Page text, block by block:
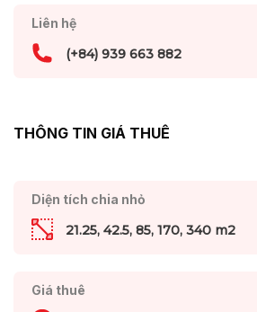
Liên hệ
(+84) 939 663 882
THÔNG TIN GIÁ THUÊ
Diện tích chia nhỏ
21.25, 42.5, 85, 170, 340 m2
Giá thuê